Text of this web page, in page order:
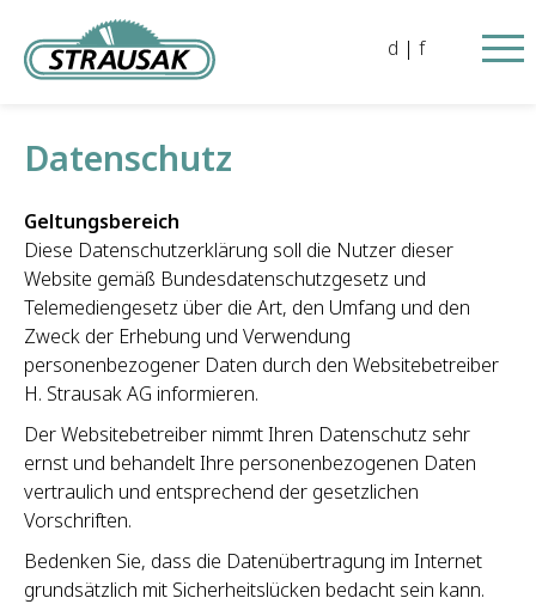
d | f
Datenschutz
Geltungsbereich
Diese Datenschutzerklärung soll die Nutzer dieser
Website gemäß Bundesdatenschutzgesetz und
Telemediengesetz über die Art, den Umfang und den
Zweck der Erhebung und Verwendung
personenbezogener Daten durch den Websitebetreiber
H. Strausak AG informieren.
Der Websitebetreiber nimmt Ihren Datenschutz sehr
ernst und behandelt Ihre personenbezogenen Daten
vertraulich und entsprechend der gesetzlichen
Vorschriften.
Bedenken Sie, dass die Datenübertragung im Internet
grundsätzlich mit Sicherheitslücken bedacht sein kann.